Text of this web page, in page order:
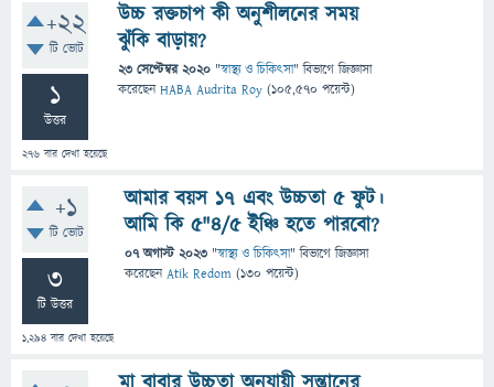
+22
টি ভোট
1
উত্তর
276 বার দেখা হয়েছে
উচ্চ রক্তচাপ কী অনুশীলনের সময়
ঝুঁকি বাড়ায়?
23 সেপ্টেম্বর 2020 "স্বাস্থ্য ও চিকিৎসা" বিভাগে জিজ্ঞাসা
করেছেনHABA Audrita Roy (105,570 পয়েন্ট)
+1
টি ভোট
3
টি উত্তর
1,294 বার দেখা হয়েছে
আমার বয়স ১৭ এবং উচ্চতা 5 ফুট।
আমি কি ৫"৪/৫ ইঞ্চি হতে পারবো?
07 অগাস্ট 2023 "স্বাস্থ্য ও চিকিৎসা" বিভাগে জিজ্ঞাসা
করেছেনAtik Redom (130 পয়েন্ট)